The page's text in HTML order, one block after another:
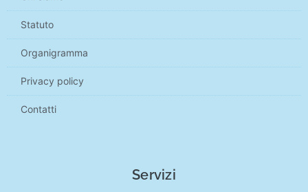
Statuto
Organigramma
Privacy policy
Contatti
Servizi